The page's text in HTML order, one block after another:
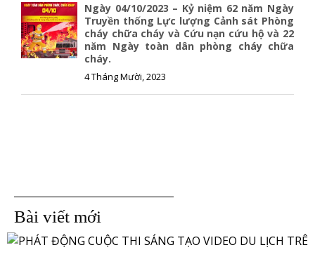
Ngày 04/10/2023 – Kỷ niệm 62 năm Ngày
Truyền thống Lực lượng Cảnh sát Phòng
cháy chữa cháy và Cứu nạn cứu hộ và 22
năm Ngày toàn dân phòng cháy chữa
cháy.
4 Tháng Mười, 2023
Bài viết mới